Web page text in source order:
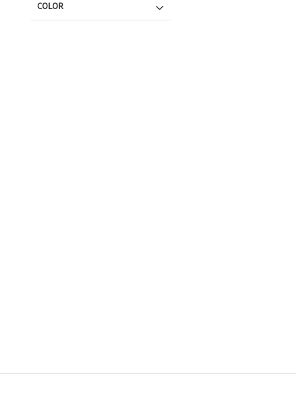
COLOR